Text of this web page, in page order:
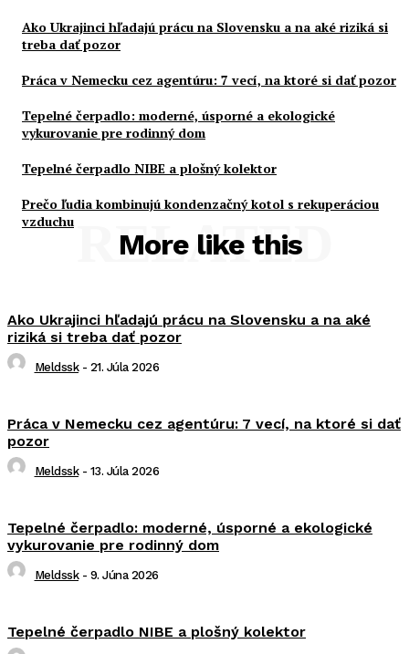
Ako Ukrajinci hľadajú prácu na Slovensku a na aké riziká si
treba dať pozor
Práca v Nemecku cez agentúru: 7 vecí, na ktoré si dať pozor
Tepelné čerpadlo: moderné, úsporné a ekologické
vykurovanie pre rodinný dom
Tepelné čerpadlo NIBE a plošný kolektor
Prečo ľudia kombinujú kondenzačný kotol s rekuperáciou
vzduchu
More like this
RELATED
Ako Ukrajinci hľadajú prácu na Slovensku a na aké
riziká si treba dať pozor
Meldssk - 21. Júla 2026
Práca v Nemecku cez agentúru: 7 vecí, na ktoré si dať
pozor
Meldssk - 13. Júla 2026
Tepelné čerpadlo: moderné, úsporné a ekologické
vykurovanie pre rodinný dom
Meldssk - 9. Júna 2026
Tepelné čerpadlo NIBE a plošný kolektor